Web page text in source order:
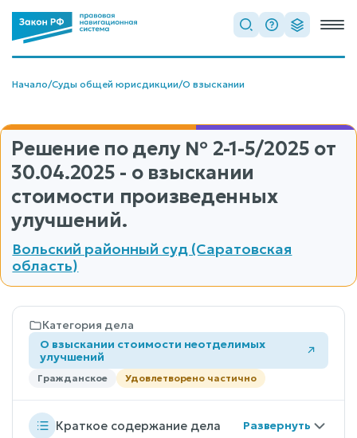
Начало/Суды общей юрисдикции/О взыскании
Решение по делу № 2-1-5/2025 от
30.04.2025 - о взыскании
стоимости произведенных
улучшений.
Вольский районный суд (Саратовская
область)
Категория дела
О взыскании стоимости неотделимых
улучшений
Гражданское Удовлетворено частично
Краткое содержание дела